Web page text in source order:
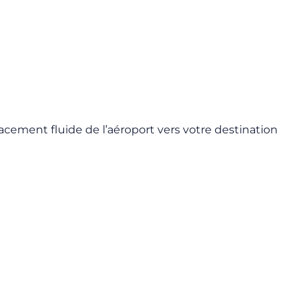
fluide de l’aéroport vers votre destination